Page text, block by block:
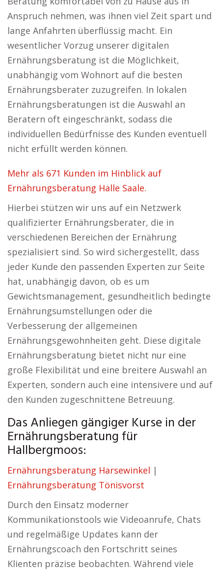
Anspruch nehmen, was ihnen viel Zeit spart und
lange Anfahrten überflüssig macht. Ein
wesentlicher Vorzug unserer digitalen
Ernährungsberatung ist die Möglichkeit,
unabhängig vom Wohnort auf die besten
Ernährungsberater zuzugreifen. In lokalen
Ernährungsberatungen ist die Auswahl an
Beratern oft eingeschränkt, sodass die
individuellen Bedürfnisse des Kunden eventuell
nicht erfüllt werden können.
Mehr als 671 Kunden im Hinblick auf
Ernährungsberatung Halle Saale.
Hierbei stützen wir uns auf ein Netzwerk
qualifizierter Ernährungsberater, die in
verschiedenen Bereichen der Ernährung
spezialisiert sind. So wird sichergestellt, dass
jeder Kunde den passenden Experten zur Seite
hat, unabhängig davon, ob es um
Gewichtsmanagement, gesundheitlich bedingte
Ernährungsumstellungen oder die
Verbesserung der allgemeinen
Ernährungsgewohnheiten geht. Diese digitale
Ernährungsberatung bietet nicht nur eine
große Flexibilität und eine breitere Auswahl an
Experten, sondern auch eine intensivere und auf
den Kunden zugeschnittene Betreuung.
Das Anliegen gängiger Kurse in der
Ernährungsberatung für
Hallbergmoos:
Ernährungsberatung Harsewinkel |
Ernährungsberatung Tönisvorst
Durch den Einsatz moderner
Kommunikationstools wie Videoanrufe, Chats
und regelmäßige Updates kann der
Ernährungscoach den Fortschritt seines
Klienten präzise beobachten. Während viele